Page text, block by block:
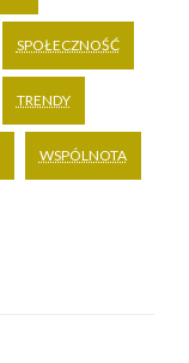
SPOŁECZNOŚĆ
TRENDY
WSPÓLNOTA